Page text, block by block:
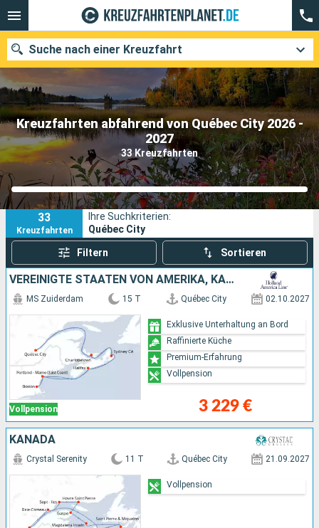
Kreuzfahrten abfahrend von Québec City 2026 -
2027
33 Kreuzfahrten
Suche nach einer Kreuzfahrt
Unsere Ziele
Abfahrtsmonat
Häfen Reedereien
33
Kreuzfahrten
Ihre Suchkriterien:
Québec City
Filtern Sortieren
VEREINIGTE STAATEN VON AMERIKA, KANADA
Vollpension
MS Zuiderdam 15 T Québec City 02.10.2027
3 229 €
Exklusive Unterhaltung an Bord
Raffinierte Küche
Premium-Erfahrung
Vollpension
KANADA
Crystal Serenity 11 T Québec City 21.09.2027
Vollpension